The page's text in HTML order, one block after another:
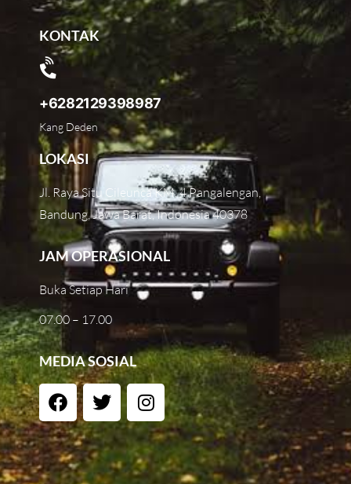
KONTAK
+6282129398987
Kang Deden
LOKASI
Jl. Raya Situ Cileunca KM. 4 Pangalengan,
Bandung, Jawa Barat, Indonesia 40378
JAM OPERASIONAL
Buka Setiap Hari
07.00 – 17.00
MEDIA SOSIAL